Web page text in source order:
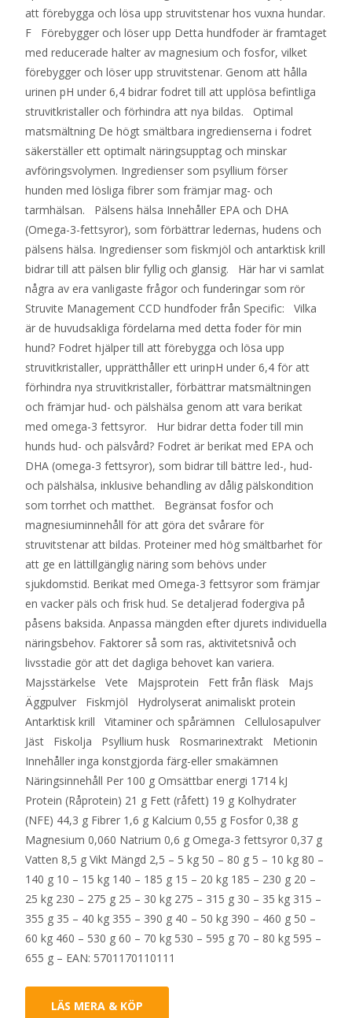
att förebygga och lösa upp struvitstenar hos vuxna hundar.
F Förebygger och löser upp Detta hundfoder är framtaget
med reducerade halter av magnesium och fosfor, vilket
förebygger och löser upp struvitstenar. Genom att hålla
urinen pH under 6,4 bidrar fodret till att upplösa befintliga
struvitkristaller och förhindra att nya bildas. Optimal
matsmältning De högt smältbara ingredienserna i fodret
säkerställer ett optimalt näringsupptag och minskar
avföringsvolymen. Ingredienser som psyllium förser
hunden med lösliga fibrer som främjar mag- och
tarmhälsan. Pälsens hälsa Innehåller EPA och DHA
(Omega-3-fettsyror), som förbättrar ledernas, hudens och
pälsens hälsa. Ingredienser som fiskmjöl och antarktisk krill
bidrar till att pälsen blir fyllig och glansig. Här har vi samlat
några av era vanligaste frågor och funderingar som rör
Struvite Management CCD hundfoder från Specific: Vilka
är de huvudsakliga fördelarna med detta foder för min
hund? Fodret hjälper till att förebygga och lösa upp
struvitkristaller, upprätthåller ett urinpH under 6,4 för att
förhindra nya struvitkristaller, förbättrar matsmältningen
och främjar hud- och pälshälsa genom att vara berikat
med omega-3 fettsyror. Hur bidrar detta foder till min
hunds hud- och pälsvård? Fodret är berikat med EPA och
DHA (omega-3 fettsyror), som bidrar till bättre led-, hud-
och pälshälsa, inklusive behandling av dålig pälskondition
som torrhet och matthet. Begränsat fosfor och
magnesiuminnehåll för att göra det svårare för
struvitstenar att bildas. Proteiner med hög smältbarhet för
att ge en lättillgänglig näring som behövs under
sjukdomstid. Berikat med Omega-3 fettsyror som främjar
en vacker päls och frisk hud. Se detaljerad fodergiva på
påsens baksida. Anpassa mängden efter djurets individuella
näringsbehov. Faktorer så som ras, aktivitetsnivå och
livsstadie gör att det dagliga behovet kan variera.
Majsstärkelse Vete Majsprotein Fett från fläsk Majs
Äggpulver Fiskmjöl Hydrolyserat animaliskt protein
Antarktisk krill Vitaminer och spårämnen Cellulosapulver
Jäst Fiskolja Psyllium husk Rosmarinextrakt Metionin
Innehåller inga konstgjorda färg-eller smakämnen
Näringsinnehåll Per 100 g Omsättbar energi 1714 kJ
Protein (Råprotein) 21 g Fett (råfett) 19 g Kolhydrater
(NFE) 44,3 g Fibrer 1,6 g Kalcium 0,55 g Fosfor 0,38 g
Magnesium 0,060 Natrium 0,6 g Omega-3 fettsyror 0,37 g
Vatten 8,5 g Vikt Mängd 2,5 – 5 kg 50 – 80 g 5 – 10 kg 80 –
140 g 10 – 15 kg 140 – 185 g 15 – 20 kg 185 – 230 g 20 –
25 kg 230 – 275 g 25 – 30 kg 275 – 315 g 30 – 35 kg 315 –
355 g 35 – 40 kg 355 – 390 g 40 – 50 kg 390 – 460 g 50 –
60 kg 460 – 530 g 60 – 70 kg 530 – 595 g 70 – 80 kg 595 –
655 g – EAN: 5701170110111
LÄS MERA & KÖP